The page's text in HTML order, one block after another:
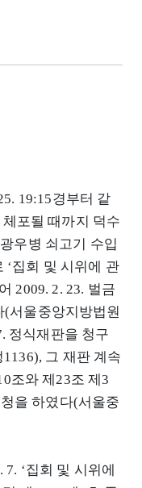
19:15경부터 같
포될 때까지 덕수
우병 쇠고기 수입
‘집회 및 시위에 관
2009. 2. 23. 벌금
서울중앙지방법원
정식재판을 청구
그 재판 계속
조와 제23조 제3
을 하였다(서울중
‘집회 및 시위에